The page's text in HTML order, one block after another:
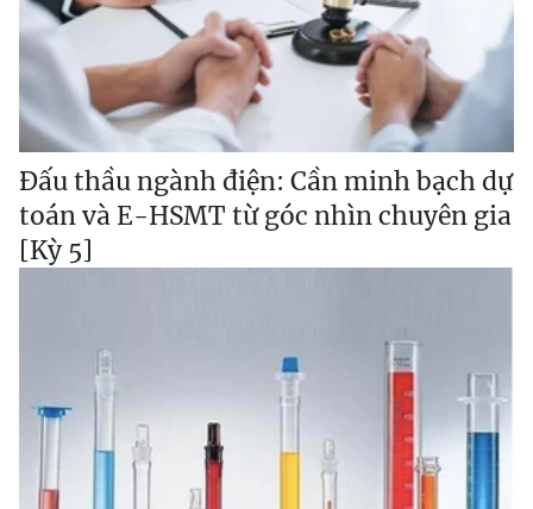
Đấu thầu ngành điện: Cần minh bạch dự
toán và E-HSMT từ góc nhìn chuyên gia
[Kỳ 5]